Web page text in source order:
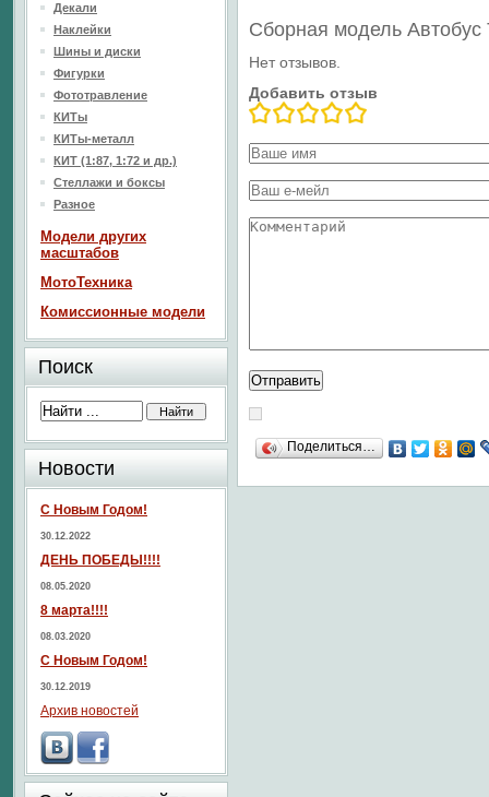
Сборная модель
Нет отзывов.
Добавить отзыв
Поделиться…
Декали
Наклейки
Шины и диски
Фигурки
Фототравление
КИТы
КИТы-металл
КИТ (1:87, 1:72 и др.)
Стеллажи и боксы
Разное
Модели других
масштабов
МотоТехника
Комиссионные модели
Поиск
Новости
С Новым Годом!
30.12.2022
ДЕНЬ ПОБЕДЫ!!!!
08.05.2020
8 марта!!!!
08.03.2020
С Новым Годом!
30.12.2019
Архив новостей